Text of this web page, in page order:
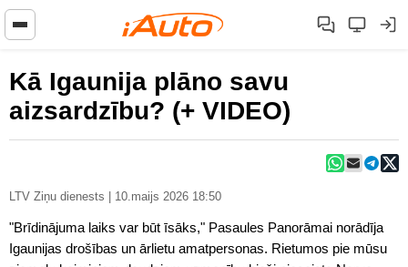
Kā Igaunija plāno savu
aizsardzību? (+ VIDEO)
LTV Ziņu dienests | 10.maijs 2026 18:50
"Brīdinājuma laiks var būt īsāks," Pasaules Panorāmai norādīja
Igaunijas drošības un ārlietu amatpersonas. Rietumos pie mūsu